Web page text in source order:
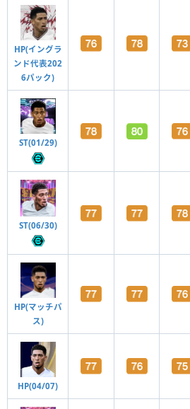
HP(イングラ
ンド代表202
6パック)
ST(01/29)
ST(06/30)
HP(マッチパ
ス)
HP(04/07)